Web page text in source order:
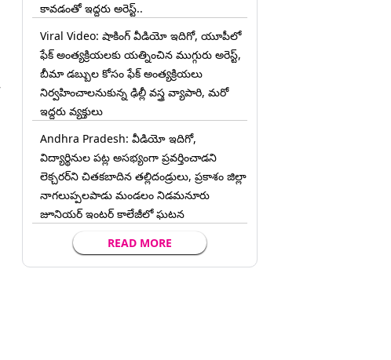
కావడంతో ఇద్దరు అరెస్ట్..
Viral Video: షాకింగ్ వీడియో ఇదిగో, యూపీలో
ఫేక్ అంత్యక్రియలకు యత్నించిన ముగ్గురు అరెస్ట్,
బీమా డబ్బుల కోసం ఫేక్ అంత్యక్రియలు
నిర్వహించాలనుకున్న ఢిల్లీ వస్త్ర వ్యాపారి, మరో
ఇద్దరు వ్యక్తులు
Andhra Pradesh: వీడియో ఇదిగో,
విద్యార్థినుల పట్ల అసభ్యంగా ప్రవర్తించాడని
లెక్చ‌ర‌ర్‌ని చిత‌క‌బాదిన త‌ల్లిదండ్రులు, ప్రకాశం జిల్లా
నాగలుప్పలపాడు మండలం నిడమనూరు
జూనియర్ ఇంటర్ కాలేజీలో ఘటన
READ MORE